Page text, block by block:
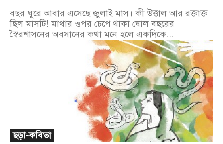
বছর ঘুরে আবার এসেছে জুলাই মাস। কী উত্তাল আর রক্তাক্ত
ছিল মাসটি! মাথার ওপর চেপে থাকা ষোল বছরের
স্বৈরশাসনের অবসানের কথা মনে হলে একদিকে...
ছড়া-কবিতা